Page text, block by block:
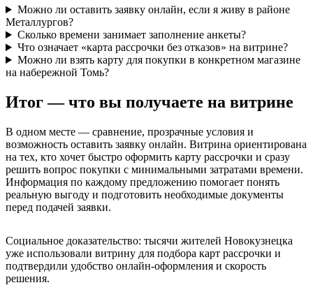
Можно ли оставить заявку онлайн, если я живу в районе
Металлургов?
Сколько времени занимает заполнение анкеты?
Что означает «карта рассрочки без отказов» на витрине?
Можно ли взять карту для покупки в конкретном магазине
на набережной Томь?
Итог — что вы получаете на витрине
В одном месте — сравнение, прозрачные условия и
возможность оставить заявку онлайн. Витрина ориентирована
на тех, кто хочет быстро оформить карту рассрочки и сразу
решить вопрос покупки с минимальными затратами времени.
Информация по каждому предложению помогает понять
реальную выгоду и подготовить необходимые документы
перед подачей заявки.
Социальное доказательство: тысячи жителей Новокузнецка
уже использовали витрину для подбора карт рассрочки и
подтвердили удобство онлайн‑оформления и скорость
решения.